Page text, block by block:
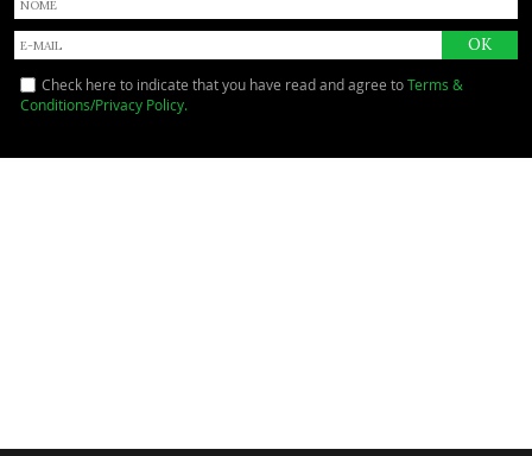
Check here to indicate that you have read and agree toTerms &
Conditions/Privacy Policy.